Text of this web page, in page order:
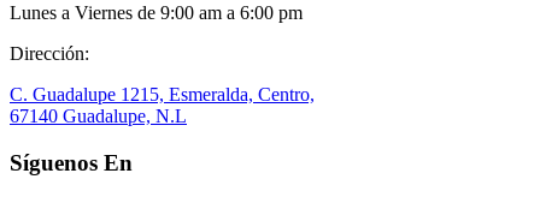
Lunes a Viernes de 9:00 am a 6:00 pm
Dirección:
C. Guadalupe 1215, Esmeralda, Centro,
67140 Guadalupe, N.L
Síguenos En